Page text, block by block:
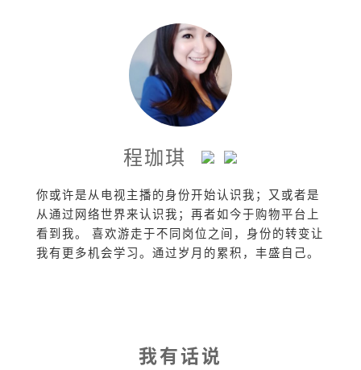
程珈琪
你或许是从电视主播的身份开始认识我；又或者是
从通过网络世界来认识我；再者如今于购物平台上
看到我。 喜欢游走于不同岗位之间，身份的转变让
我有更多机会学习。通过岁月的累积，丰盛自己。
我有话说